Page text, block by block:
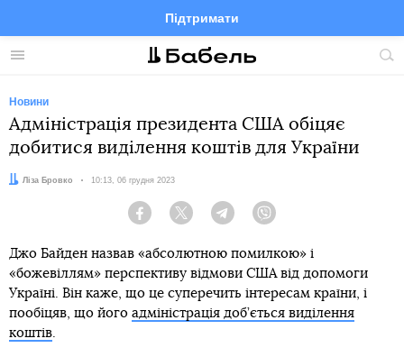
Меню
Підтримати
FacebookTelegramTwitter
Новини
Адміністрація президента США обіцяє
добитися виділення коштів для України
Автор:
Ліза Бровко Дата:
10:13, 06 грудня 2023
Facebook Twitter Telegram
Джо Байден назвав «абсолютною помилкою» і
«божевіллям» перспективу відмови США від допомоги
Україні. Він каже, що це суперечить інтересам країни, і
пообіцяв, що його адміністрація доб’ється виділення
коштів.